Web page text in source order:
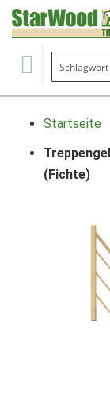
Startseite
(Fichte)